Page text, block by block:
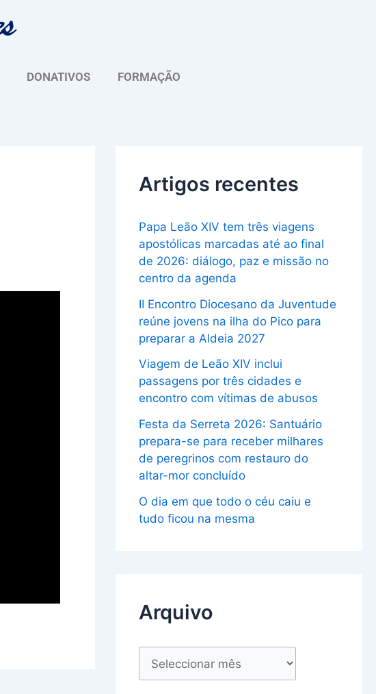
DONATIVOS FORMAÇÃO
Artigos recentes
Papa Leão XIV tem três viagens
apostólicas marcadas até ao final
de 2026: diálogo, paz e missão no
centro da agenda
II Encontro Diocesano da Juventude
reúne jovens na ilha do Pico para
preparar a Aldeia 2027
Viagem de Leão XIV inclui
passagens por três cidades e
encontro com vítimas de abusos
Festa da Serreta 2026: Santuário
prepara-se para receber milhares
de peregrinos com restauro do
altar-mor concluído
O dia em que todo o céu caiu e
tudo ficou na mesma
Arquivo
u